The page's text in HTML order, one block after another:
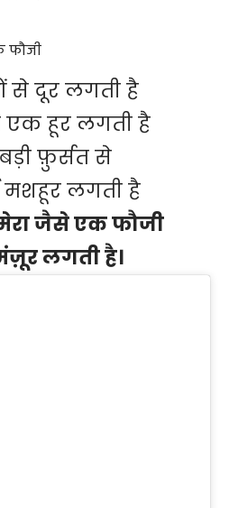
फौजी
से दूर लगती है
हूर लगती है
फ़ुर्सत से
मशहूर लगती है
जैसे एक फौजी
लगती है।